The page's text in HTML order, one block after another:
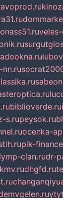
nn.ru
biblioverde.ru
s.rupeysok.ru
ocenka-
pik-
clan.rudr-
dhgfd.ru